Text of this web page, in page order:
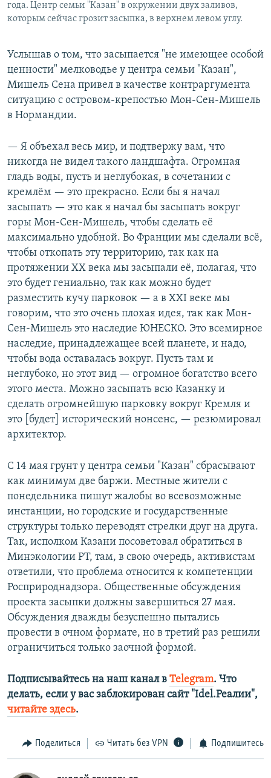
года. Центр семьи "Казан" в окружении двух заливов,
которым сейчас грозит засыпка, в верхнем левом углу.
Услышав о том, что засыпается "не имеющее особой
ценности" мелководье у центра семьи "Казан",
Мишель Сена привел в качестве контраргумента
ситуацию с островом-крепостью Мон-Сен-Мишель
в Нормандии.
— Я объехал весь мир, и подтвержу вам, что
никогда не видел такого ландшафта. Огромная
гладь воды, пусть и неглубокая, в сочетании с
кремлём — это прекрасно. Если бы я начал
засыпать — это как я начал бы засыпать вокруг
горы Мон-Сен-Мишель, чтобы сделать её
максимально удобной. Во Франции мы сделали всё,
чтобы откопать эту территорию, так как на
протяжении XX века мы засыпали её, полагая, что
это будет гениально, так как можно будет
разместить кучу парковок — а в XXI веке мы
говорим, что это очень плохая идея, так как Мон-
Сен-Мишель это наследие ЮНЕСКО. Это всемирное
наследие, принадлежащее всей планете, и надо,
чтобы вода оставалась вокруг. Пусть там и
неглубоко, но этот вид — огромное богатство всего
этого места. Можно засыпать всю Казанку и
сделать огромнейшую парковку вокруг Кремля и
это [будет] исторический нонсенс, — резюмировал
архитектор.
С 14 мая грунт у центра семьи "Казан" сбрасывают
как минимум две баржи. Местные жители с
понедельника пишут жалобы во всевозможные
инстанции, но городские и государственные
структуры только переводят стрелки друг на друга.
Так, исполком Казани посоветовал обратиться в
Минэкологии РТ, там, в свою очередь, активистам
ответили, что проблема относится к компетенции
Росприроднадзора. Общественные обсуждения
проекта засыпки должны завершиться 27 мая.
Обсуждения дважды безуспешно пытались
провести в очном формате, но в третий раз решили
ограничиться только заочной формой.
Подписывайтесь на наш канал в Telegram. Что
делать, если у вас заблокирован сайт "Idel.Реалии",
читайте здесь.
Поделиться Читать без VPN Подпишитесь